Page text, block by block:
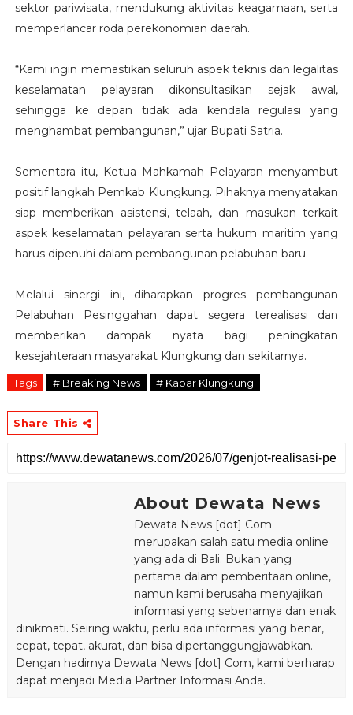
sektor pariwisata, mendukung aktivitas keagamaan, serta
memperlancar roda perekonomian daerah.
“Kami ingin memastikan seluruh aspek teknis dan legalitas
keselamatan pelayaran dikonsultasikan sejak awal,
sehingga ke depan tidak ada kendala regulasi yang
menghambat pembangunan,” ujar Bupati Satria.
Sementara itu, Ketua Mahkamah Pelayaran menyambut
positif langkah Pemkab Klungkung. Pihaknya menyatakan
siap memberikan asistensi, telaah, dan masukan terkait
aspek keselamatan pelayaran serta hukum maritim yang
harus dipenuhi dalam pembangunan pelabuhan baru.
Melalui sinergi ini, diharapkan progres pembangunan
Pelabuhan Pesinggahan dapat segera terealisasi dan
memberikan dampak nyata bagi peningkatan
kesejahteraan masyarakat Klungkung dan sekitarnya.
Tags # Breaking News # Kabar Klungkung
Share This
About Dewata News
Dewata News [dot] Com
merupakan salah satu media online
yang ada di Bali. Bukan yang
pertama dalam pemberitaan online,
namun kami berusaha menyajikan
informasi yang sebenarnya dan enak
dinikmati. Seiring waktu, perlu ada informasi yang benar,
cepat, tepat, akurat, dan bisa dipertanggungjawabkan.
Dengan hadirnya Dewata News [dot] Com, kami berharap
dapat menjadi Media Partner Informasi Anda.